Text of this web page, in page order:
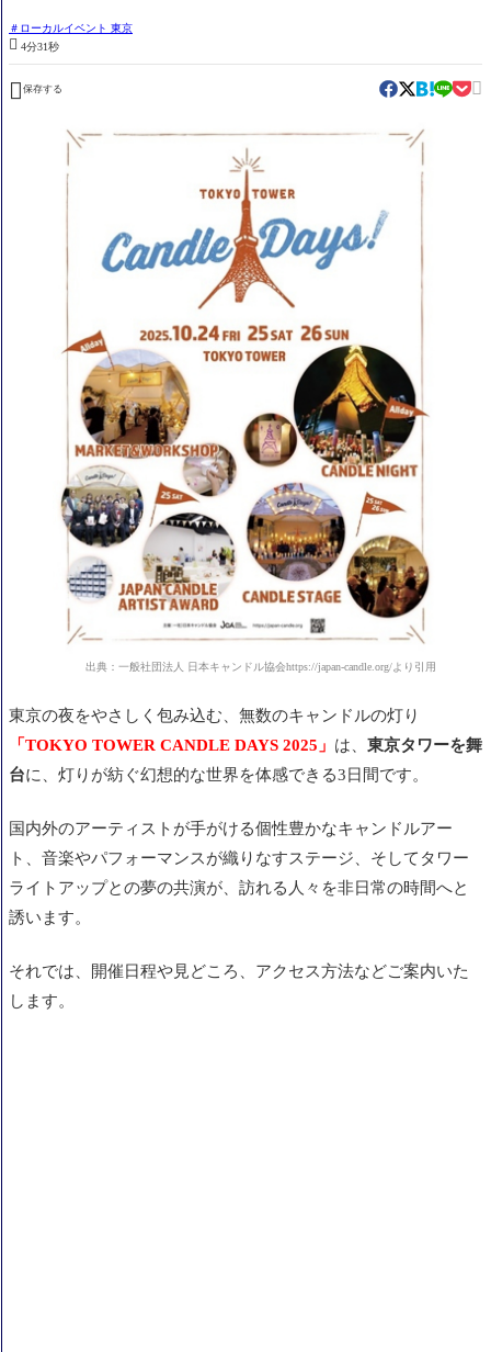
ローカルイベント 東京
 4分31秒
 保存する 
出典：一般社団法人 日本キャンドル協会https://japan-candle.org/より引用
東京の夜をやさしく包み込む、無数のキャンドルの灯り
「TOKYO TOWER CANDLE DAYS 2025」 は、 東京タワーを舞
台に、灯りが紡ぐ幻想的な世界を体感できる3日間です。
国内外のアーティストが手がける個性豊かなキャンドルアー
ト、音楽やパフォーマンスが織りなすステージ、そしてタワー
ライトアップとの夢の共演が、訪れる人々を非日常の時間へと
誘います。
それでは、開催日程や見どころ、アクセス方法などご案内いた
します。